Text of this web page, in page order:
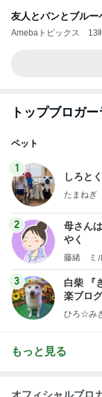
友人とパンとブルー
Amebaトピックス 13
トップブロガ
ペット
1
しろと
たまねぎ
2
母さん
やく
藤緒 ミ
3
白柴 『
楽ブログ
ひろ☆み
もっと見る